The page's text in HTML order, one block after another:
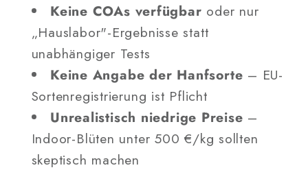
Keine COAs verfügbar oder nur
„Hauslabor"-Ergebnisse statt
unabhängiger Tests
Keine Angabe der Hanfsorte – EU-
Sortenregistrierung ist Pflicht
Unrealistisch niedrige Preise –
Indoor-Blüten unter 500 €/kg sollten
skeptisch machen